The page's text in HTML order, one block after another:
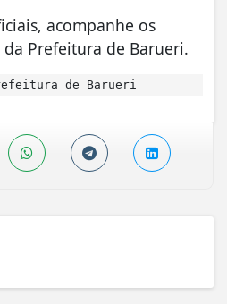
acompanhe os
Prefeitura de Barueri.
de Barueri